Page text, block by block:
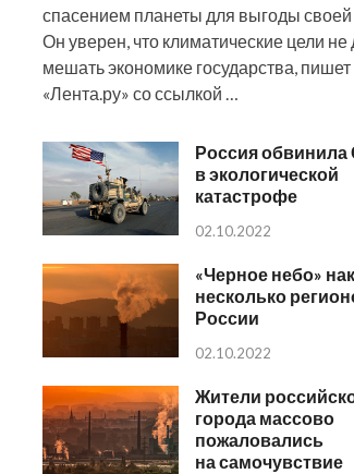
спасением планеты для выгоды
Он уверен, что климатические цели
мешать экономике государства, пишет
«Лента.ру» со ссылкой …
Россия
в экологической
катастрофе
02.10.2022
«Черное небо»
несколько
России
02.10.2022
Жители
города массово
пожаловались
на самочувствие